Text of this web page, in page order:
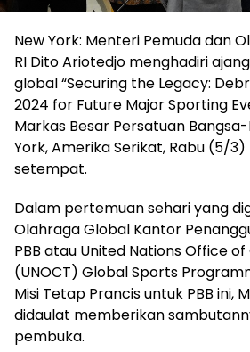
New York: Menteri Pemuda dan
RI Dito Ariotedjo menghadiri
global “Securing the Legacy:
2024 for Future Major Sporting
Markas Besar Persatuan
York, Amerika Serikat, Rabu (5/
setempat.
Dalam pertemuan sehari yang
Olahraga Global Kantor
PBB atau United Nations Office
(UNOCT) Global Sports
Misi Tetap Prancis untuk PBB ini,
didaulat memberikan
pembuka.